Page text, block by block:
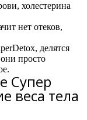
холестерина
нет отеков,
делятся
просто
Супер
веса тела